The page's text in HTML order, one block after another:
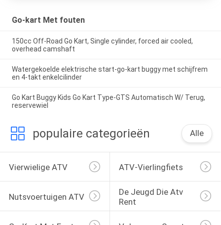
Go-kart Met fouten
150cc Off-Road Go Kart, Single cylinder, forced air cooled,
overhead camshaft
Watergekoelde elektrische start-go-kart buggy met schijfrem
en 4-takt enkelcilinder
Go Kart Buggy Kids Go Kart Type-GTS Automatisch W/ Terug,
reservewiel
populaire categorieën Alle
Vierwielige ATV ATV-Vierlingfiets
Nutsvoertuigen ATV
De Jeugd Die Atv
Rent